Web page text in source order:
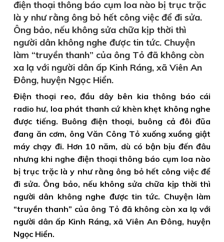
điện thoại thông báo cụm loa nào bị trục trặc
là y như rằng ông bỏ hết công việc để đi sửa.
Ông bảo, nếu không sửa chữa kịp thời thì
người dân không nghe được tin tức. Chuyện
làm “truyền thanh” của ông Tỏ đã không còn
xa lạ với người dân ấp Kinh Ráng, xã Viên An
Đông, huyện Ngọc Hiển.
Điện thoại reo, đầu dây bên kia thông báo cái
radio hư, loa phát thanh cứ khèn khẹt không nghe
được tiếng. Buông điện thoại, buông cả đôi đũa
đang ăn cơm, ông Văn Công Tỏ xuống xuồng giật
máy chạy đi. Hơn 10 năm, dù có bận bịu đến đâu
nhưng khi nghe điện thoại thông báo cụm loa nào
bị trục trặc là y như rằng ông bỏ hết công việc để
đi sửa. Ông bảo, nếu không sửa chữa kịp thời thì
người dân không nghe được tin tức. Chuyện làm
“truyền thanh” của ông Tỏ đã không còn xa lạ với
người dân ấp Kinh Ráng, xã Viên An Đông, huyện
Ngọc Hiển.